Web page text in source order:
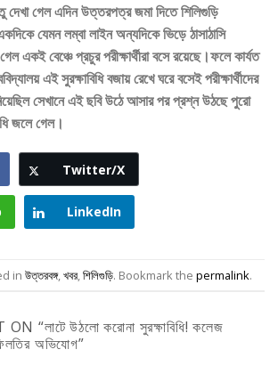
গেল এদিন উত্তরপত্র জমা দিতে শিলিগুড়ি
যেমন লম্বা লাইন অন্যদিকে ভিড়ে ঠাসাঠাসি
একই বেঞ্চে প্রচুর পরীক্ষার্থীরা বসে রয়েছে।ফলে কার্যত
এই সুরক্ষাবিধি বজায় রেখে ঘরে বসেই পরীক্ষার্থীদের
সেখানে এই ছবি উঠে আসার পর প্রশ্ন উঠছে পুরো
জলে গেল।
Twitter/X
LinkedIn
in উত্তরবঙ্গ,খবর,শিলিগুড়ি. Bookmark the permalink.
ON “লাটে উঠলো করোনা সুরক্ষাবিধি! কলেজ
অভিযোগ”